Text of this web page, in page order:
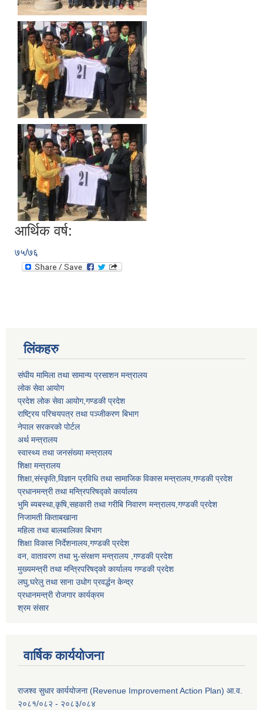
आर्थिक वर्ष:
७५/७६
लिंकहरु
संघीय मामिला तथा सामान्य प्रसाशन मन्त्रालय
लोक सेवा आयोग
प्रदेश लोक सेवा आयोग,गण्डकी प्रदेश
राष्ट्रिय परिचयपत्र तथा पञ्जीकरण बिभाग
नेपाल सरकरको पोर्टल
अर्थ मन्त्रालय
स्वास्थ्य तथा जनसंख्या मन्त्रालय
शिक्षा मन्त्रालय
शिक्षा,संस्कृति,विज्ञान प्रविधि तथा सामाजिक विकास मन्त्रालय,गण्डकी प्रदेश
प्रधानमन्त्री तथा मन्त्रिपरिषद्को कार्यालय
भुमि ब्यबस्था,कृषि,सहकारी तथा गरीबि निवारण मन्त्रालय,गण्डकी प्रदेश
निजामती किताबखाना
महिला तथा बालबालिका बिभाग
शिक्षा विकास निर्देशनालय,गण्डकी प्रदेश
वन, वातावरण तथा भु-संरक्षण मन्त्रालय ,गण्डकी प्रदेश
मुख्यमन्त्री तथा मन्त्रिपरिषद्को कार्यालय गण्डकी प्रदेश
लघु,घरेलु तथा साना उधोग प्रवर्द्धन केन्द्र
प्रधानमन्त्री रोजगार कार्यक्रम
श्रम संसार
वार्षिक कार्ययोजना
राजश्व सुधार कार्ययोजना (Revenue Improvement Action Plan) आ.व.
२०८१/०८२ - २०८३/०८४